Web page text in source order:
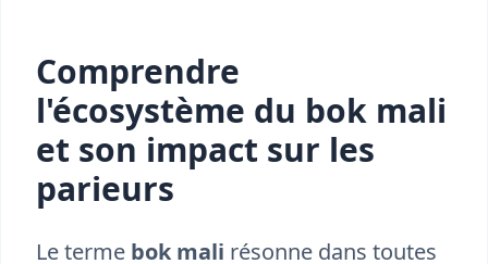
Comprendre
l'écosystème du bok mali
et son impact sur les
parieurs
Le terme bok mali résonne dans toutes